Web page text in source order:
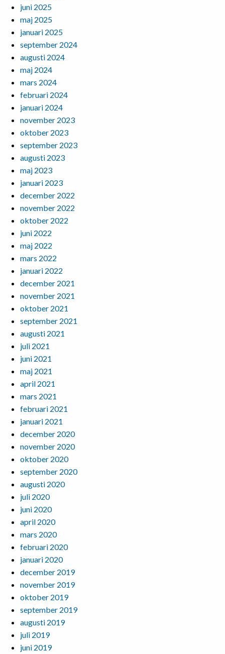
juni 2025
maj 2025
januari 2025
september 2024
augusti 2024
maj 2024
mars 2024
februari 2024
januari 2024
november 2023
oktober 2023
september 2023
augusti 2023
maj 2023
januari 2023
december 2022
november 2022
oktober 2022
juni 2022
maj 2022
mars 2022
januari 2022
december 2021
november 2021
oktober 2021
september 2021
augusti 2021
juli 2021
juni 2021
maj 2021
april 2021
mars 2021
februari 2021
januari 2021
december 2020
november 2020
oktober 2020
september 2020
augusti 2020
juli 2020
juni 2020
april 2020
mars 2020
februari 2020
januari 2020
december 2019
november 2019
oktober 2019
september 2019
augusti 2019
juli 2019
juni 2019